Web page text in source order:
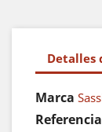
Detalles
Marca
Referencia